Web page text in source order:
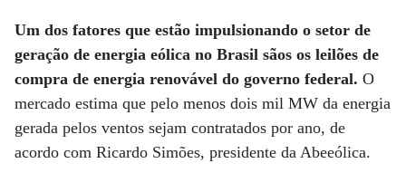
Um dos fatores que estão impulsionando o setor de
geração de energia eólica no Brasil sãos os leilões de
compra de energia renovável do governo federal. O
mercado estima que pelo menos dois mil MW da energia
gerada pelos ventos sejam contratados por ano, de
acordo com Ricardo Simões, presidente da Abeeólica.